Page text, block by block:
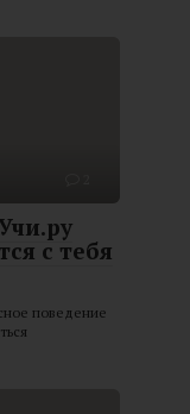
с тебя
поведение